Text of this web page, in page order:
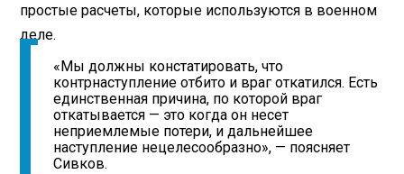
простые расчеты, которые используются в военном
деле.
«Мы должны констатировать, что
контрнаступление отбито и враг откатился. Есть
единственная причина, по которой враг
откатывается — это когда он несет
неприемлемые потери, и дальнейшее
наступление нецелесообразно», — поясняет
Сивков.